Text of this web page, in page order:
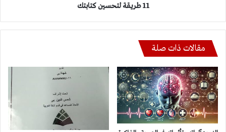
11 طريقة لتحسين كتابتك
مقالات ذات صلة